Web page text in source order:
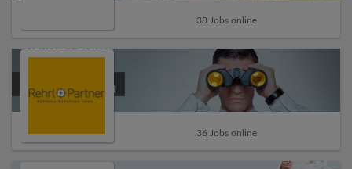
38 Jobs online
36 Jobs online